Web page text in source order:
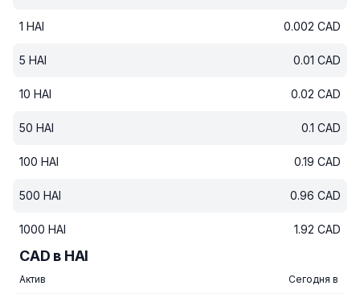
1 HAI 0.002 CAD
5 HAI 0.01 CAD
10 HAI 0.02 CAD
50 HAI 0.1 CAD
100 HAI 0.19 CAD
500 HAI 0.96 CAD
1000 HAI 1.92 CAD
CAD в HAI
Актив Сегодня в